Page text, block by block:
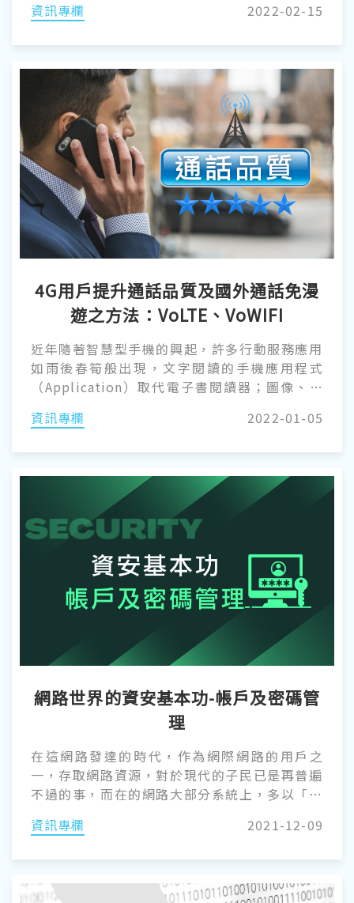
筆者 Alan 首先的想法。這個問題就像是”到底
的答案。
資訊專欄 2022-02-15
4G用戶提升通話品質及國外通話免漫
遊之方法：VoLTE、VoWIFI
近年隨著智慧型手機的興起，許多行動服務應用
如雨後春筍般出現，文字閱讀的手機應用程式
（Application）取代電子書閱讀器；圖像、相
瀏覽的手機應用程式取代行動數位電視。一隻智
的創新，微信、Line、WhatsApp…等通訊軟體
幾乎壟斷了電信業者語音通話、簡訊的通訊服
務。
資訊專欄 2022-01-05
網路世界的資安基本功-帳戶及密碼管
理
在這網路發達的時代，作為網際網路的用戶之
一，存取網路資源，對於現代的子民已是再普遍
不過的事，而在的網路大部分系統上，多以「帳
業系統近期已整合微軟帳戶登入以使用個人電
須有該系統的帳戶及密碼。擁有帳戶，等同擁有
資訊專欄 2021-12-09